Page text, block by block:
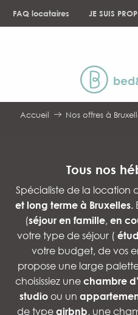
FAQ locataires JE SUIS
Accueil Nos offres à
Tous nos
Spécialiste de la location
et long terme à Bruxelles.
(séjour en famille, en
votre type de séjour (
votre budget, de vos
propose une large
choisissiez une chambre
studio ou un
de type airbnb, une